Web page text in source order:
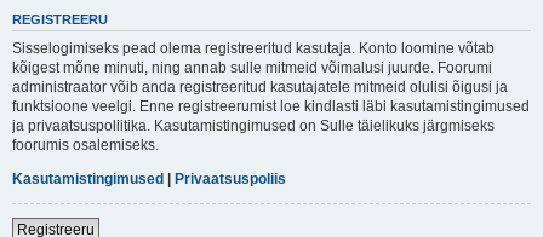
REGISTREERU
Sisselogimiseks pead olema registreeritud kasutaja. Konto loomine võtab
kõigest mõne minuti, ning annab sulle mitmeid võimalusi juurde. Foorumi
administraator võib anda registreeritud kasutajatele mitmeid olulisi õigusi ja
funktsioone veelgi. Enne registreerumist loe kindlasti läbi kasutamistingimused
ja privaatsuspoliitika. Kasutamistingimused on Sulle täielikuks järgmiseks
foorumis osalemiseks.
Kasutamistingimused | Privaatsuspoliis
Registreeru